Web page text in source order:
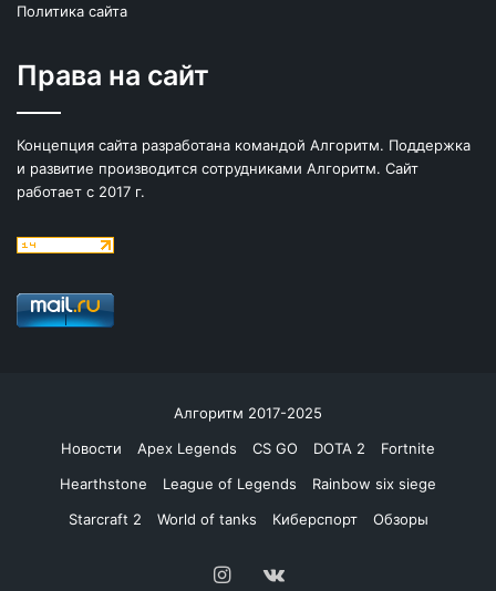
Политика сайта
Права на сайт
Концепция сайта разработана командой Алгоритм. Поддержка
и развитие производится сотрудниками Алгоритм. Сайт
работает с 2017 г.
Алгоритм 2017-2025
Новости
Apex Legends CS GO DOTA 2
Fortnite
Hearthstone
League of Legends
Rainbow six siege
Starcraft 2
World of tanks Киберспорт Обзоры
Instagram